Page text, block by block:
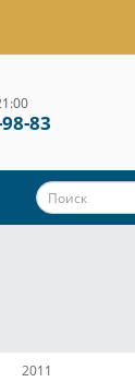
83
2011